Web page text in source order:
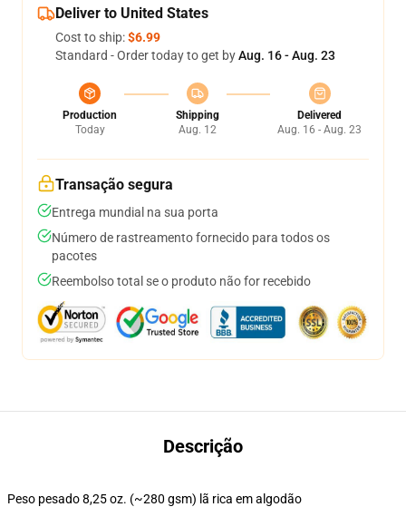
Deliver to United States
Cost to ship:$6.99
Standard - Order today to get byAug. 16 - Aug. 23
Production
Today
Shipping
Aug. 12
Delivered
Aug. 16 - Aug. 23
Transação segura
Entrega mundial na sua porta
Número de rastreamento fornecido para todos os
pacotes
Reembolso total se o produto não for recebido
Descrição
Peso pesado 8,25 oz. (~280 gsm) lã rica em algodão